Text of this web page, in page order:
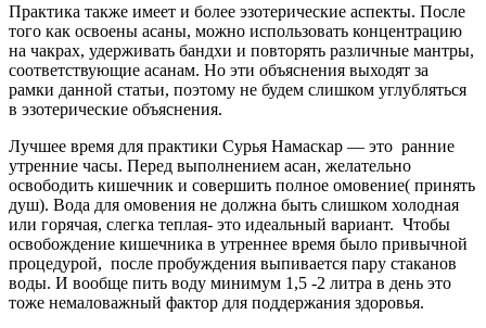
Практика также имеет и более эзотерические аспекты. После
того как освоены асаны, можно использовать концентрацию
на чакрах, удерживать бандхи и повторять различные мантры,
соответствующие асанам. Но эти объяснения выходят за
рамки данной статьи, поэтому не будем слишком углубляться
в эзотерические объяснения.
Лучшее время для практики Сурья Намаскар — это ранние
утренние часы. Перед выполнением асан, желательно
освободить кишечник и совершить полное омовение( принять
душ). Вода для омовения не должна быть слишком холодная
или горячая, слегка теплая- это идеальный вариант. Чтобы
освобождение кишечника в утреннее время было привычной
процедурой, после пробуждения выпивается пару стаканов
воды. И вообще пить воду минимум 1,5 -2 литра в день это
тоже немаловажный фактор для поддержания здоровья.